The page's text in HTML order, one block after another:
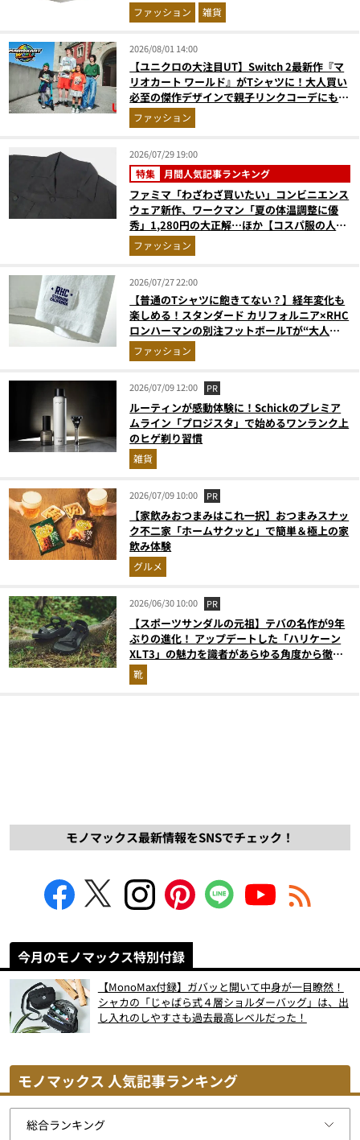
ファッション 雑貨
2026/08/01 14:00
【ユニクロの大注目UT】Switch 2最新作『マ
リオカート ワールド』がTシャツに！大人買い
必至の傑作デザインで親子リンクコーデにも最
適ファッション
2026/07/29 19:00
特集 月間人気記事ランキング
ファミマ「わざわざ買いたい」コンビニエンス
ウェア新作、ワークマン「夏の体温調整に優
秀」1,280円の大正解…ほか【コスパ服の人気
記事ランキングベスト3】（2026年6月版）
ファッション
2026/07/27 22:00
【普通のTシャツに飽きてない？】経年変化も
楽しめる！スタンダード カリフォルニア×RHC
ロンハーマンの別注フットボールTが“大人の
夏”を救う
ファッション
2026/07/09 12:00 PR
ルーティンが感動体験に！Schickのプレミア
ムライン「プロジスタ」で始めるワンランク上
のヒゲ剃り習慣
雑貨
2026/07/09 10:00 PR
【家飲みおつまみはこれ一択】おつまみスナッ
ク不二家「ホームサクッと」で簡単＆極上の家
飲み体験
グルメ
2026/06/30 10:00 PR
【スポーツサンダルの元祖】テバの名作が9年
ぶりの進化！ アップデートした「ハリケーン
XLT3」の魅力を識者があらゆる角度から徹底
解説！
靴
モノマックス最新情報をSNSでチェック！
今月のモノマックス特別付録
【MonoMax付録】ガバッと開いて中身が一目瞭然！
シャカの「じゃばら式４層ショルダーバッグ」は、出
し入れのしやすさも過去最高レベルだった！
モノマックス 人気記事ランキング